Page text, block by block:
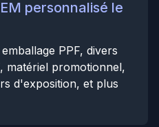
personnalisé le
PPF, divers
matériel promotionnel,
d'exposition, et plus